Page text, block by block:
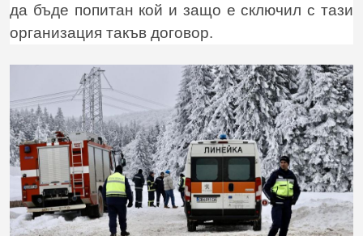
да бъде попитан кой и защо е сключил с тази
организация такъв договор.